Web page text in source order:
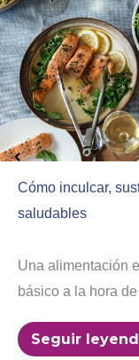
Cómo inculcar,
saludables
Una alimentación
básico a la hora
Seguir